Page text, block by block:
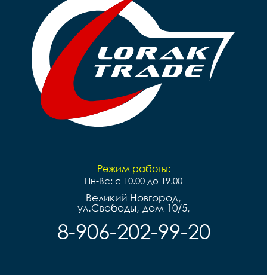
Режим работы:
Пн-Вс: с 10.00 до 19.00
Великий Новгород,
ул.Свободы, дом 10/5,
8-906-202-99-20